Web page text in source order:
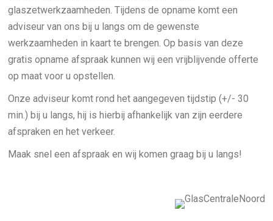
glaszetwerkzaamheden. Tijdens de opname komt een
adviseur van ons bij u langs om de gewenste
werkzaamheden in kaart te brengen. Op basis van deze
gratis opname afspraak kunnen wij een vrijblijvende offerte
op maat voor u opstellen.
Onze adviseur komt rond het aangegeven tijdstip (+/- 30
min.) bij u langs, hij is hierbij afhankelijk van zijn eerdere
afspraken en het verkeer.
Maak snel een afspraak en wij komen graag bij u langs!